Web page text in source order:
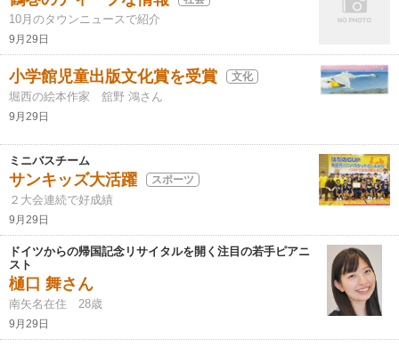
10月のタウンニュースで紹介
9月29日
小学館児童出版文化賞を受賞 文化
堀西の絵本作家 舘野 鴻さん
9月29日
ミニバスチーム
サンキッズ大活躍 スポーツ
２大会連続で好成績
9月29日
ドイツからの帰国記念リサイタルを開く注目の若手ピアニ
スト
樋口 舞さん
南矢名在住 28歳
9月29日